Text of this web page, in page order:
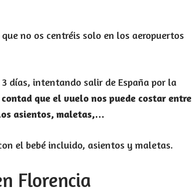
no os centréis solo en los aeropuertos
días, intentando salir de España por la
contad que el vuelo nos puede costar entre
asientos, maletas,…
el bebé incluido, asientos y maletas.
Florencia